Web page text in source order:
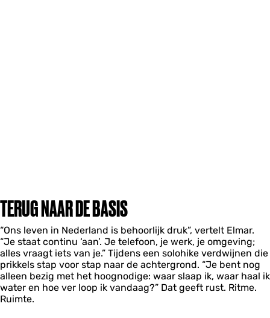
TERUG NAAR DE BASIS
“Ons leven in Nederland is behoorlijk druk”, vertelt Elmar.
“Je staat continu ‘aan’. Je telefoon, je werk, je omgeving;
alles vraagt iets van je.” Tijdens een solohike verdwijnen die
prikkels stap voor stap naar de achtergrond. “Je bent nog
alleen bezig met het hoognodige: waar slaap ik, waar haal ik
water en hoe ver loop ik vandaag?” Dat geeft rust. Ritme.
Ruimte.